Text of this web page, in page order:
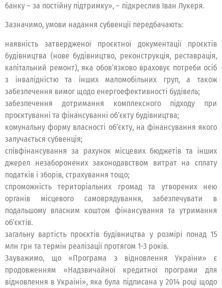
банку – за постійну підтримку», – підкреслив Іван Лукеря.
Зазначимо, умови надання субвенції передбачають:
наявність затвердженої проєктної документації проєктів
будівництва (нове будівництво, реконструкція, реставрація,
капітальний ремонт), яка обов’язково враховує потреби осіб
з інвалідністю та інших маломобільних груп, а також
забезпечення вимог щодо енергоефективності будівель;
забезпечення дотримання комплексного підходу при
проєктуванні та фінансуванні об’єкту будівництва;
комунальну форму власності об’єкту, на фінансування якого
залучається субвенція;
співфінансування за рахунок місцевих бюджетів та інших
джерел незаборонених законодавством витрат на сплату
податків і зборів, страхування тощо;
спроможність територіальних громад та утворених нею
органів місцевого самоврядування, забезпечувати в
подальшому власним коштом фінансування та утримання
об’єктів.
загальну вартість проєктів будівництва у розмірі понад 15
млн грн та термін реалізації протягом 1-3 років.
Зауважимо, що «Програма з відновлення України» є
продовженням «Надзвичайної кредитної програми для
відновлення в Україні», яка була підписана у 2014 році щодо